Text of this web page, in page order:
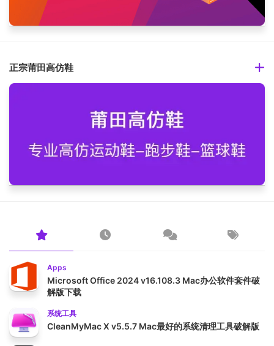
正宗莆田高仿鞋
Apps
Microsoft Office 2024 v16.108.3 Mac办公软件套件破
解版下载
系统工具
CleanMyMac X v5.5.7 Mac最好的系统清理工具破解版